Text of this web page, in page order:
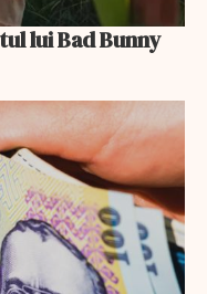
lui Bad Bunny